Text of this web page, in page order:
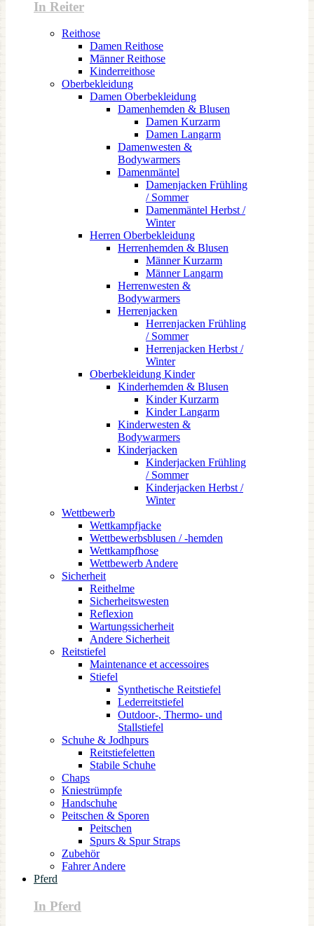
In Reiter
Reithose
Damen Reithose
Männer Reithose
Kinderreithose
Oberbekleidung
Damen Oberbekleidung
Damenhemden & Blusen
Damen Kurzarm
Damen Langarm
Damenwesten &
Bodywarmers
Damenmäntel
Damenjacken Frühling
/ Sommer
Damenmäntel Herbst /
Winter
Herren Oberbekleidung
Herrenhemden & Blusen
Männer Kurzarm
Männer Langarm
Herrenwesten &
Bodywarmers
Herrenjacken
Herrenjacken Frühling
/ Sommer
Herrenjacken Herbst /
Winter
Oberbekleidung Kinder
Kinderhemden & Blusen
Kinder Kurzarm
Kinder Langarm
Kinderwesten &
Bodywarmers
Kinderjacken
Kinderjacken Frühling
/ Sommer
Kinderjacken Herbst /
Winter
Wettbewerb
Wettkampfjacke
Wettbewerbsblusen / -hemden
Wettkampfhose
Wettbewerb Andere
Sicherheit
Reithelme
Sicherheitswesten
Reflexion
Wartungssicherheit
Andere Sicherheit
Reitstiefel
Maintenance et accessoires
Stiefel
Synthetische Reitstiefel
Lederreitstiefel
Outdoor-, Thermo- und
Stallstiefel
Schuhe & Jodhpurs
Reitstiefeletten
Stabile Schuhe
Chaps
Kniestrümpfe
Handschuhe
Peitschen & Sporen
Peitschen
Spurs & Spur Straps
Zubehör
Fahrer Andere
Pferd
In Pferd